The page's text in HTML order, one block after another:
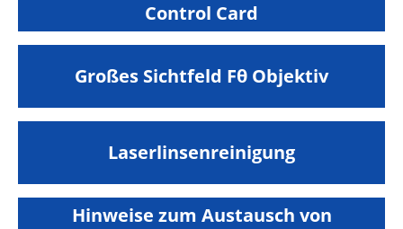
Control Card
Großes Sichtfeld Fθ Objektiv
Laserlinsenreinigung
Hinweise zum Austausch von